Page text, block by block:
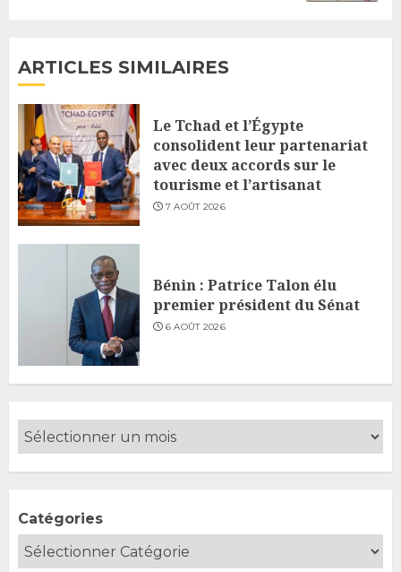
ARTICLES SIMILAIRES
Le Tchad et l’Égypte
consolident leur partenariat
avec deux accords sur le
tourisme et l’artisanat
7 AOÛT 2026
Bénin : Patrice Talon élu
premier président du Sénat
6 AOÛT 2026
Catégories